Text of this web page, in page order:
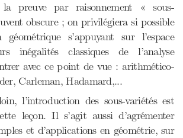
la preuve par raisonnement « sous-
obscure ; on privilégiera si possible
géométrique s’appuyant sur l’espace
inégalités classiques de l’analyse
avec ce point de vue : arithmético-
Carleman, Hadamard,...
l’introduction des sous-variétés est
leçon. Il s’agit aussi d’agrémenter
et d’applications en géométrie, sur